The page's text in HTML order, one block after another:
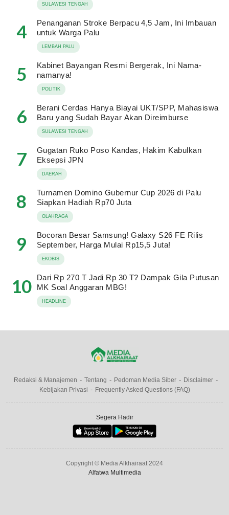
SULAWESI TENGAH
4
Penanganan Stroke Berpacu 4,5 Jam, Ini Imbauan
untuk Warga Palu
LEMBAH PALU
5
Kabinet Bayangan Resmi Bergerak, Ini Nama-
namanya!
POLITIK
6
Berani Cerdas Hanya Biayai UKT/SPP, Mahasiswa
Baru yang Sudah Bayar Akan Direimburse
SULAWESI TENGAH
7
Gugatan Ruko Poso Kandas, Hakim Kabulkan
Eksepsi JPN
DAERAH
8
Turnamen Domino Gubernur Cup 2026 di Palu
Siapkan Hadiah Rp70 Juta
OLAHRAGA
9
Bocoran Besar Samsung! Galaxy S26 FE Rilis
September, Harga Mulai Rp15,5 Juta!
EKOBIS
10
Dari Rp 270 T Jadi Rp 30 T? Dampak Gila Putusan
MK Soal Anggaran MBG!
HEADLINE
Redaksi & Manajemen Tentang Pedoman Media Siber
Disclaimer
Kebijakan Privasi
Frequently Asked Questions (FAQ)
Segera Hadir
Copyright © Media Alkhairaat 2024
Alfatwa Multimedia